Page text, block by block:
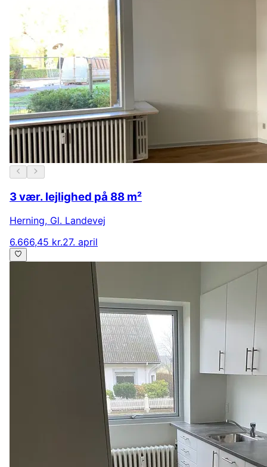
3 vær. lejlighed på 88 m²
Herning, Gl. Landevej
6.666,45 kr.27. april